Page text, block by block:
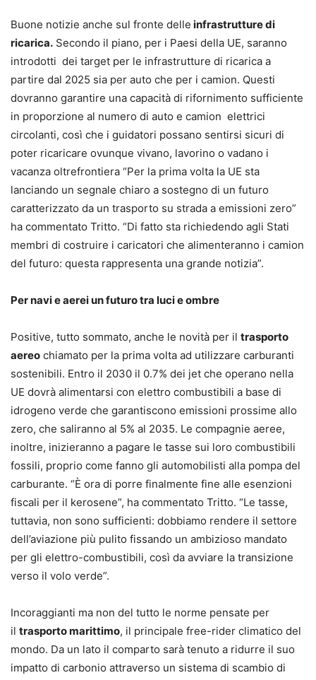
Buone notizie anche sul fronte delle infrastrutture di
ricarica. Secondo il piano, per i Paesi della UE, saranno
introdotti dei target per le infrastrutture di ricarica a
partire dal 2025 sia per auto che per i camion. Questi
dovranno garantire una capacità di rifornimento sufficiente
in proporzione al numero di auto e camion elettrici
circolanti, così che i guidatori possano sentirsi sicuri di
poter ricaricare ovunque vivano, lavorino o vadano i
vacanza oltrefrontiera “Per la prima volta la UE sta
lanciando un segnale chiaro a sostegno di un futuro
caratterizzato da un trasporto su strada a emissioni zero”
ha commentato Tritto. “Di fatto sta richiedendo agli Stati
membri di costruire i caricatori che alimenteranno i camion
del futuro: questa rappresenta una grande notizia”.
Per navi e aerei un futuro tra luci e ombre
Positive, tutto sommato, anche le novità per il trasporto
aereo chiamato per la prima volta ad utilizzare carburanti
sostenibili. Entro il 2030 il 0.7% dei jet che operano nella
UE dovrà alimentarsi con elettro combustibili a base di
idrogeno verde che garantiscono emissioni prossime allo
zero, che saliranno al 5% al 2035. Le compagnie aeree,
inoltre, inizieranno a pagare le tasse sui loro combustibili
fossili, proprio come fanno gli automobilisti alla pompa del
carburante. “È ora di porre finalmente fine alle esenzioni
fiscali per il kerosene”, ha commentato Tritto. “Le tasse,
tuttavia, non sono sufficienti: dobbiamo rendere il settore
dell’aviazione più pulito fissando un ambizioso mandato
per gli elettro-combustibili, così da avviare la transizione
verso il volo verde”.
Incoraggianti ma non del tutto le norme pensate per
il trasporto marittimo, il principale free-rider climatico del
mondo. Da un lato il comparto sarà tenuto a ridurre il suo
impatto di carbonio attraverso un sistema di scambio di